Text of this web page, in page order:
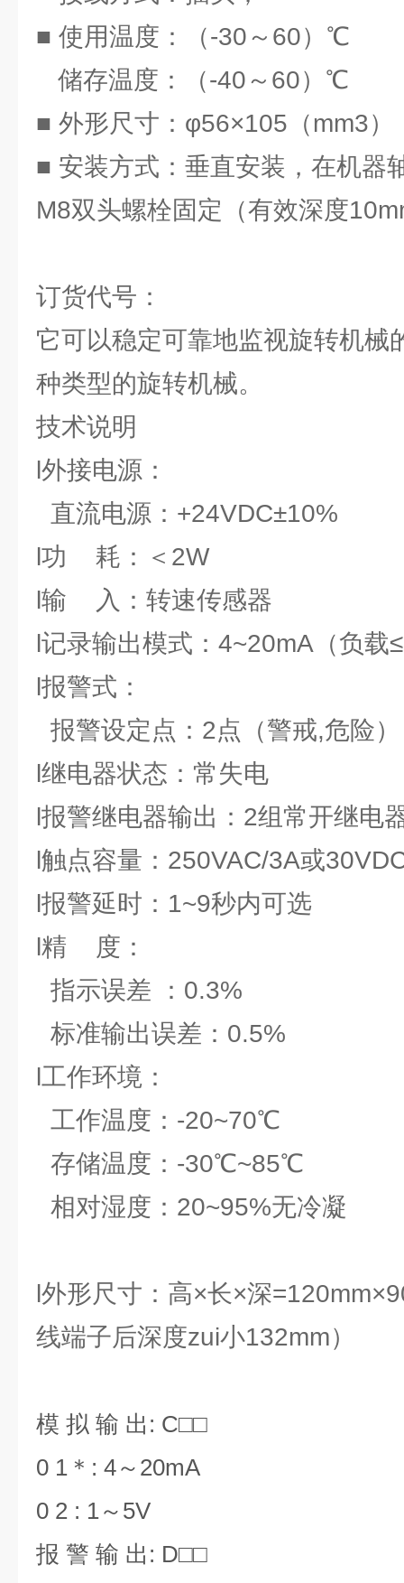
■ 使用温度：（-30～60）℃
储存温度：（-40～60）℃
■ 外形尺寸：φ56×105（mm3）
■ 安装方式：垂直安装，在机器
M8双头螺栓固定（有效深度
订货代号：
它可以稳定可靠地监视旋转机械
种类型的旋转机械。
技术说明
l外接电源：
直流电源：+24VDC±10%
l功 耗：＜2W
l输 入：转速传感器
l记录输出模式：4~20mA（负
l报警式：
报警设定点：2点（警戒,危险）
l继电器状态：常失电
l报警继电器输出：2组常开继电
l触点容量：250VAC/3A或
l报警延时：1~9秒内可选
l精 度：
指示误差 ：0.3%
标准输出误差：0.5%
l工作环境：
工作温度：-20~70℃
存储温度：-30℃~85℃
相对湿度：20~95%无冷凝
l外形尺寸：高×长×深
线端子后深度zui小132mm）
模 拟 输 出: C□□
0 1＊: 4～20mA
0 2 : 1～5V
报 警 输 出: D□□